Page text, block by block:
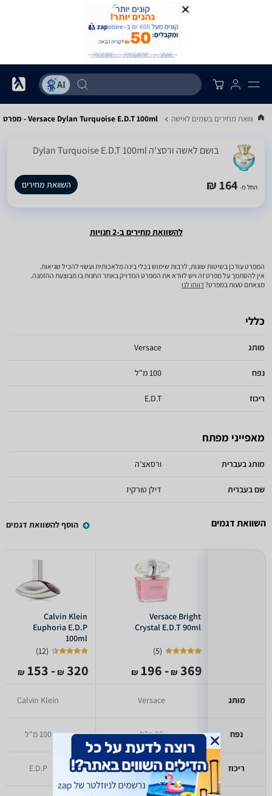
השוואת מחירים בשמים לאישה Versace Dylan Turquoise E.D.T 100ml - מפרט
בושם לאשה ורסצ'ה Dylan Turquoise E.D.T 100ml
החל מ- 164 ₪ השוואת מחירים
להשוואת מחירים ב-2 חנויות
המפרט עודכן בשיטות שונות, לרבות שימוש בכלי בינה מלאכותית ועשוי להכיל שגיאות.
אין להסתמך על מפרט זה ויש לוודא את המפרט המדויק באתר החנות בו מבוצעת ההזמנה.
מצאתם טעות במפרט?דווחו לנו
כללי
מותג Versace
נפח 100 מ"ל
ריכוז E.D.T
מאפייני מפתח
מותג בעברית ורסאצ'ה
שם בעברית דילן טורקיז
השוואת דגמים הוסף להשוואת דגמים
מותג
נפח
ריכוז
Versace Bright
Crystal E.D.T 90ml
(
5
)
369
₪
- 196
₪
Versace
90 מ"ל
E.D.T
Calvin Klein
Euphoria E.D.P
100ml
(
12
)
320
₪
- 153
₪
Calvin Klein
100 מ"ל
E.D.P